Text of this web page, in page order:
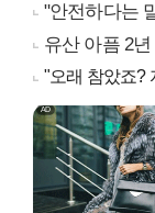
"안전하다는
유산 아픔 2
"오래 참았죠?